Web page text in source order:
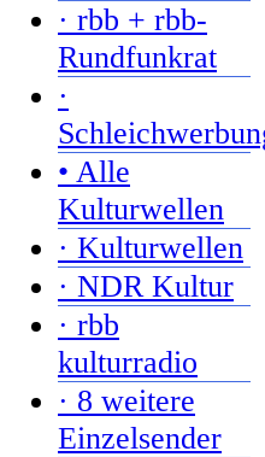
· rbb + rbb-
Rundfunkrat
·
• Alle
Kulturwellen
· Kulturwellen
· NDR Kultur
· rbb
kulturradio
· 8 weitere
Einzelsender